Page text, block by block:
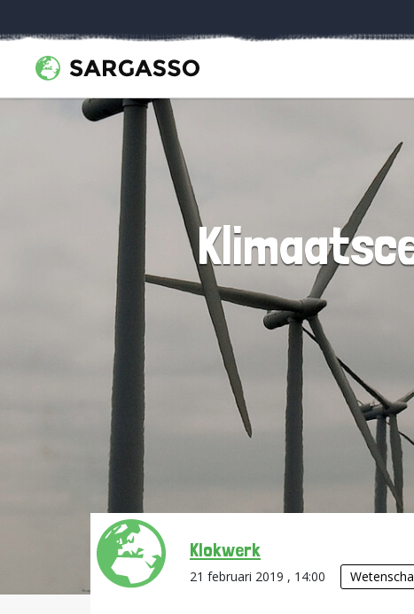
Klokwerk
21 februari 2019 , 14:00